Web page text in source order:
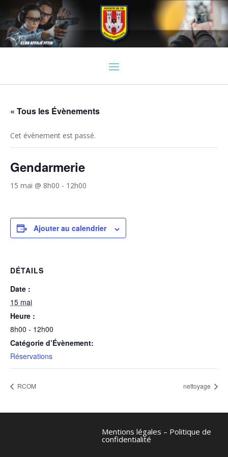
« Tous les Évènements
Cet évènement est passé.
Gendarmerie
15 mai @ 8h00 - 12h00
Ajouter au calendrier
DÉTAILS
Date :
15 mai
Heure :
8h00 - 12h00
Catégorie d’Évènement:
Réservations
RCOM nettoyage
Mentions légales – Politique de
confidentialité